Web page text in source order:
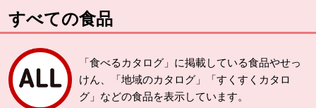
すべての食品
「食べるカタログ」に掲載している食品やせっ
けん、「地域のカタログ」「すくすくカタロ
グ」などの食品を表示しています。